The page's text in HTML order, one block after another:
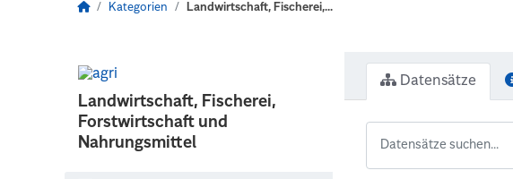
Kategorien Landwirtschaft, Fischerei,...
Landwirtschaft, Fischerei,
Forstwirtschaft und
Nahrungsmittel
Datensätze